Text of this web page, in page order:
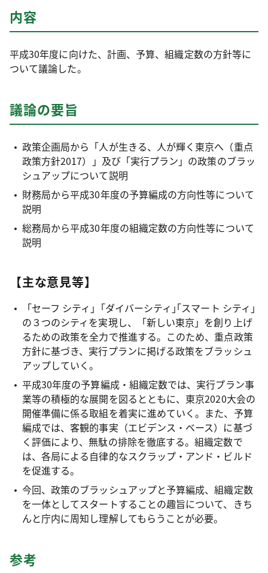
内容
平成30年度に向けた、計画、予算、組織定数の方針等に
ついて議論した。
議論の要旨
政策企画局から「人が生きる、人が輝く東京へ（重点
政策方針2017）」及び「実行プラン」の政策のブラッ
シュアップについて説明
財務局から平成30年度の予算編成の方向性等について
説明
総務局から平成30年度の組織定数の方向性等について
説明
【主な意見等】
「セーフ シティ」｢ダイバーシティ｣｢スマート シティ｣
の３つのシティを実現し、「新しい東京」を創り上げ
るための政策を全力で推進する。このため、重点政策
方針に基づき、実行プランに掲げる政策をブラッシュ
アップしていく。
平成30年度の予算編成・組織定数では、実行プラン事
業等の積極的な展開を図るとともに、東京2020大会の
開催準備に係る取組を着実に進めていく。また、予算
編成では、客観的事実（エビデンス・ベース）に基づ
く評価により、無駄の排除を徹底する。組織定数で
は、各局による自律的なスクラップ・アンド・ビルド
を促進する。
今回、政策のブラッシュアップと予算編成、組織定数
を一体としてスタートすることの趣旨について、きち
んと庁内に周知し理解してもらうことが必要。
参考